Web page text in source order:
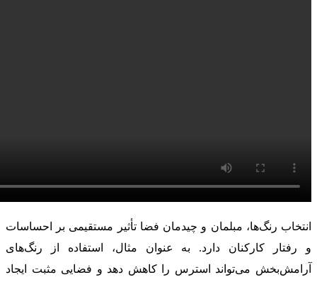
انتخاب رنگ‌ها، مبلمان و چیدمان فضا تأثیر مستقیمی بر احساسات
و رفتار کارکنان دارد. به عنوان مثال، استفاده از رنگ‌های
آرامش‌بخش می‌تواند استرس را کاهش دهد و فضایی مثبت ایجاد